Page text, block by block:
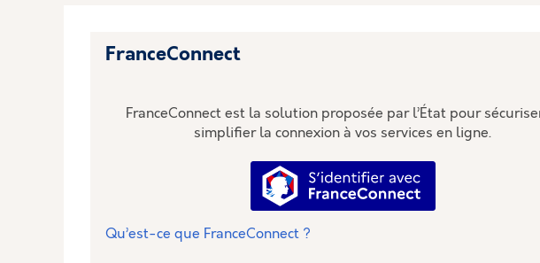
FranceConnect
FranceConnect est la solution proposée par l’État pour
simplifier la connexion à vos services en ligne.
S’identifier avec FranceConnect
Qu’est-ce que FranceConnect ?